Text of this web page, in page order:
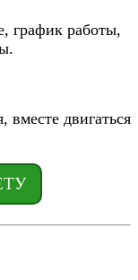
график работы,
вместе двигаться